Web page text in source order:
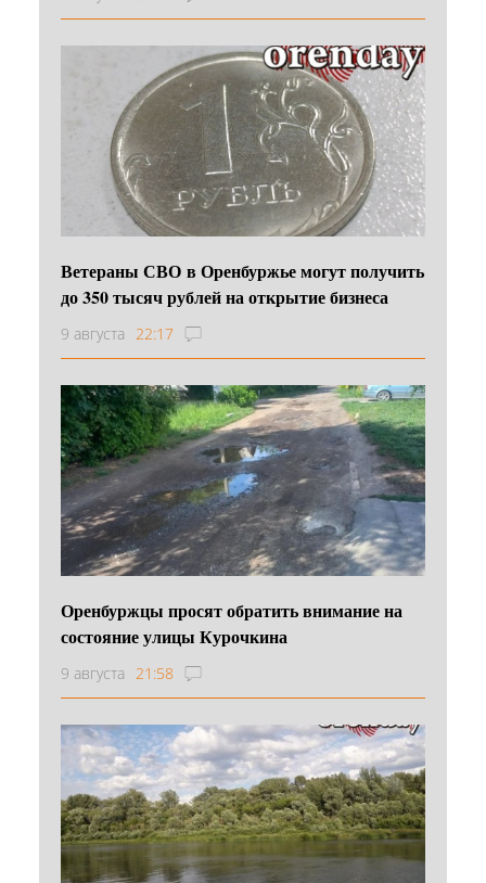
Ветераны СВО в Оренбуржье могут получить
до 350 тысяч рублей на открытие бизнеса
9 августа 22:17
Оренбуржцы просят обратить внимание на
состояние улицы Курочкина
9 августа 21:58